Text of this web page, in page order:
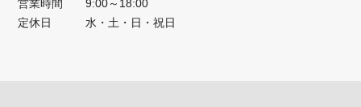
営業時間
9:00～18:00
定休日
水・土・日・祝日